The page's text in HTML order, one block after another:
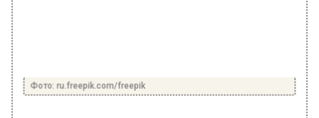
Фото: ru.freepik.com/freepik